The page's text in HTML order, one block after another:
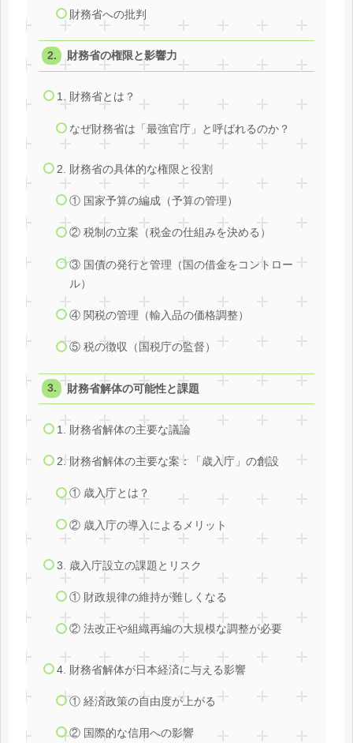
財務省への批判
財務省の権限と影響力
1. 財務省とは？
なぜ財務省は「最強官庁」と呼ばれるのか？
2. 財務省の具体的な権限と役割
① 国家予算の編成（予算の管理）
② 税制の立案（税金の仕組みを決める）
③ 国債の発行と管理（国の借金をコントロー
ル）
④ 関税の管理（輸入品の価格調整）
⑤ 税の徴収（国税庁の監督）
財務省解体の可能性と課題
1. 財務省解体の主要な議論
2. 財務省解体の主要な案：「歳入庁」の創設
① 歳入庁とは？
② 歳入庁の導入によるメリット
3. 歳入庁設立の課題とリスク
① 財政規律の維持が難しくなる
② 法改正や組織再編の大規模な調整が必要
4. 財務省解体が日本経済に与える影響
① 経済政策の自由度が上がる
② 国際的な信用への影響